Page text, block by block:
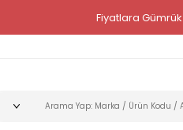
Fiyatlara